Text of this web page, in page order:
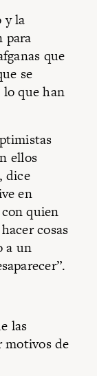
y la
para
que
se
que han
ellos
dice
en
quien
cosas
a un
las
motivos de